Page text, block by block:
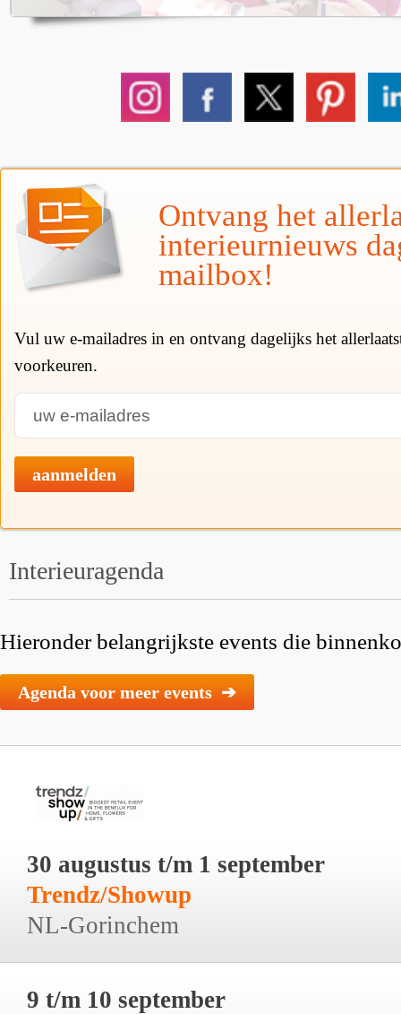
Ontvang het
interieurnieuws
mailbox!
Vul uw e-mailadres in en ontvang dagelijks het
voorkeuren.
aanmelden
Interieuragenda
Hieronder belangrijkste events die
Agenda voor meer events ➔
30 augustus t/m 1 september
Trendz/Showup
NL-Gorinchem
9 t/m 10 september